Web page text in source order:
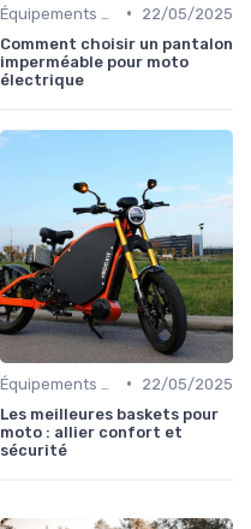
•
22/05/2025
Comment choisir un pantalon
imperméable pour moto
électrique
•
22/05/2025
Les meilleures baskets pour
moto : allier confort et
sécurité